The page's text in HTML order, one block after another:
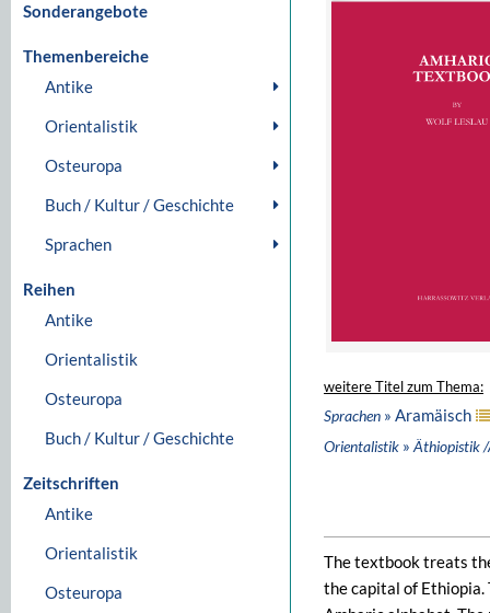
Sonderangebote
Themenbereiche
Antike
Orientalistik
Osteuropa
Buch / Kultur / Geschichte
Sprachen
Reihen
Antike
Orientalistik
Osteuropa
Buch / Kultur / Geschichte
Zeitschriften
Antike
Orientalistik
Osteuropa
weitere Titel zum Thema:
Sprachen » Aramäisch
Orientalistik » Äthiopistik
The textbook treats
the capital of Ethiopia.